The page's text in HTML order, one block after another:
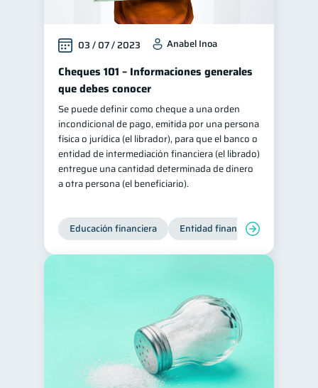
03 / 07 / 2023 Anabel Inoa
Cheques 101 – Informaciones generales
que debes conocer
Se puede definir como cheque a una orden
incondicional de pago, emitida por una persona
física o jurídica (el librador), para que el banco o
entidad de intermediación financiera (el librado)
entregue una cantidad determinada de dinero
a otra persona (el beneficiario).
Educación financiera Entidad financiera